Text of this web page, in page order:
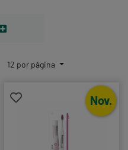
12 por página
Nov.